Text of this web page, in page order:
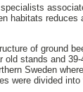
habitats
of ground
stands and
Sweden
were divided